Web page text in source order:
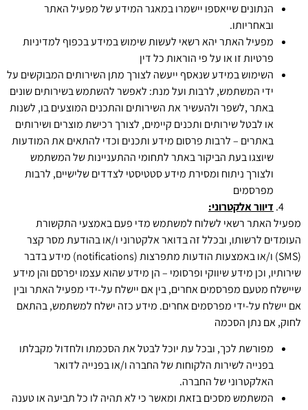
הנתונים שייאספו יישמרו במאגר המידע של מפעיל האתר
ובאחריותו.
מפעיל האתר יהא רשאי לעשות שימוש במידע בכפוף למדיניות
פרטיות זו או על פי הוראות כל דין
השימוש במידע שנאסף ייעשה לצורך מתן השירותים המבוקשים על
ידי המשתמש, לרבות ועל מנת: לאפשר להשתמש בשירותים שונים
באתר ,לשפר ולהעשיר את השירותים והתכנים המוצעים בו, לשנות
או לבטל שירותים ותכנים קיימים, לצורך רכישת מוצרים ושירותים
באתרים – לרבות פרסום מידע ותכנים וכדי להתאים את המודעות
שיוצגו בעת הביקור באתר לתחומי ההתעניינות של המשתמש
ולצורך ניתוח ומסירת מידע סטטיסטי לצדדים שלישיים, לרבות
מפרסמים
דיוור אלקטרוני:
מפעיל האתר רשאי לשלוח למשתמש מדי פעם באמצעי התקשורת
העומדים לרשותו, ובכלל זה בדואר אלקטרוני ו/או בהודעת מסר קצר
(SMS) ו/או באמצעות הודעות מתפרצות (notifications) מידע בדבר
שירותיו, וכן מידע שיווקי ופרסומי – הן מידע שהוא עצמו יפרסם והן מידע
שיישלח מטעם מפרסמים אחרים, בין אם יישלח על-ידי מפעיל האתר ובין
אם יישלח על-ידי מפרסמים אחרים. מידע כזה ישלח למשתמש, בהתאם
לחוק, אם נתן הסכמה
מפורשת לכך, ובכל עת יוכל לבטל את הסכמתו ולחדול מקבלתו
בפנייה לשירות הלקוחות של החברה ו/או בפנייה לדואר
האלקטרוני של החברה.
המשתמש מסכים בזאת ומאשר כי לא תהיה לו כל תביעה או טענה